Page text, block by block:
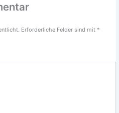
Erforderliche Felder sind mit *